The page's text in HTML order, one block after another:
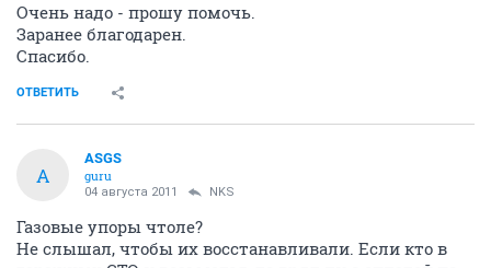
Очень надо - прошу помочь.
Заранее благодарен.
Спасибо.
ОТВЕТИТЬ
A
ASGS
guru
04 августа 2011 NKS
Газовые упоры чтоле?
Не слышал, чтобы их восстанавливали. Если кто в